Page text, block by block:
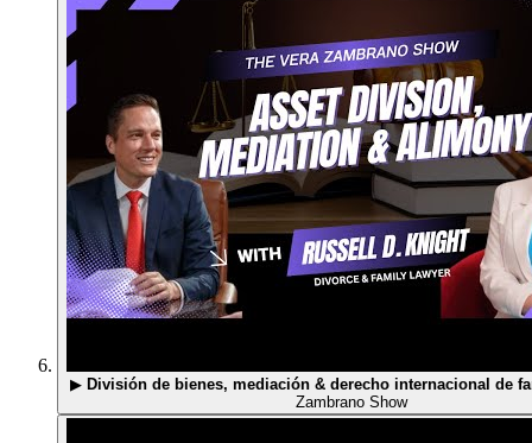
▶ División de bienes, mediación & derecho internacional de
Zambrano Show